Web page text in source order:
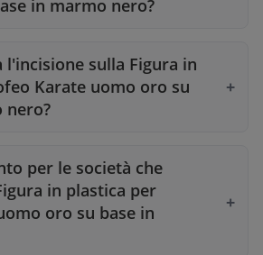
in marmo nero?
l'incisione sulla Figura in
Karate uomo oro su
nero?
per le società che
in plastica per
oro su base in